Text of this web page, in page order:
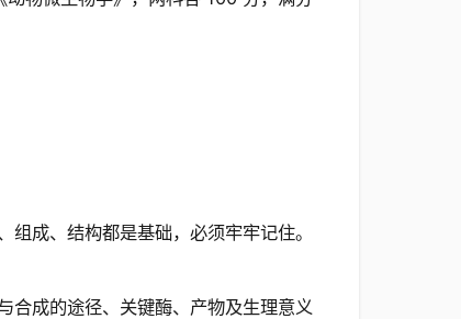
成、结构都是基础，必须牢牢记住。
合成的途径、关键酶、产物及生理意义